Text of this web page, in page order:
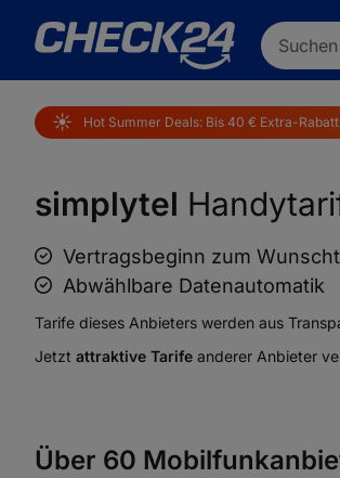
☀️ Hot Summer Deals: Bis 40 € Extra-Rabatt
simplytel
Vertragsbeginn zum
Abwählbare Datenautomatik
Tarife dieses Anbieters werden aus
Jetzt attraktive Tarife anderer Anbieter
Über 60